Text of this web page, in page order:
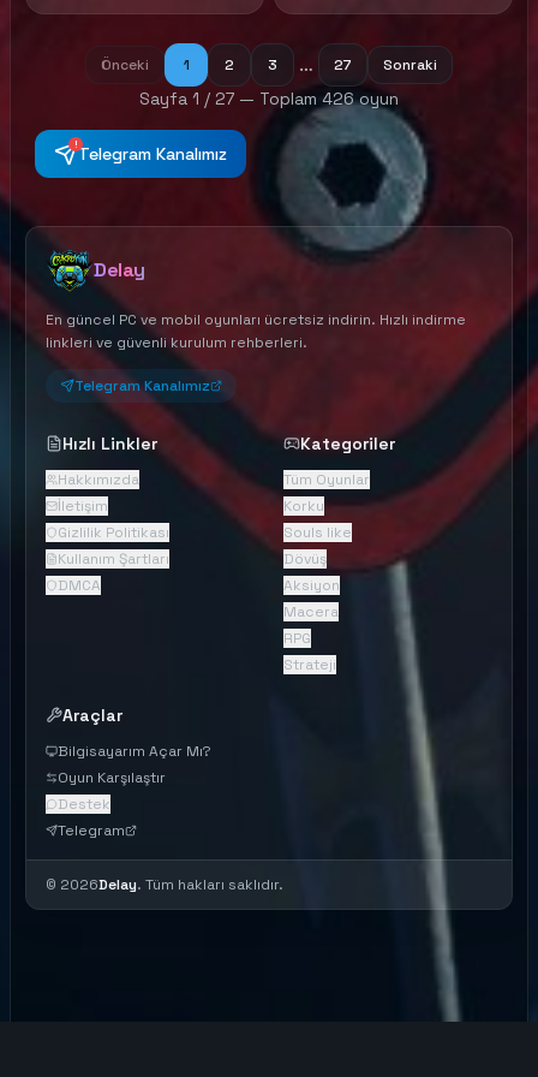
horrors.
and in desperate need of
search of your next…
opportunity, will you answer
Vahrin’s Call?
Önceki 1 2 3 … 27 Sonraki
Sayfa 1 / 27 — Toplam 426oyun
!Telegram Kanalımız
Delay
En güncel PC ve mobil oyunları ücretsiz indirin. Hızlı indirme
linkleri ve güvenli kurulum rehberleri.
Telegram Kanalımız
Hızlı Linkler
Hakkımızda
İletişim
Gizlilik Politikası
Kullanım Şartları
DMCA
Kategoriler
Tüm Oyunlar
Korku
Souls like
Dövüş
Aksiyon
Macera
RPG
Strateji
Araçlar
Bilgisayarım Açar Mı?
Oyun Karşılaştır
Destek
Telegram
© 2026Delay. Tüm hakları saklıdır.